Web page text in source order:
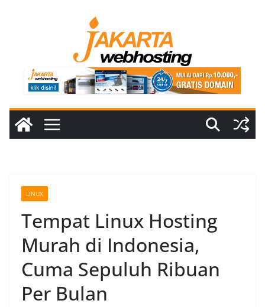
LINUX
Tempat Linux Hosting
Murah di Indonesia,
Cuma Sepuluh Ribuan
Per Bulan